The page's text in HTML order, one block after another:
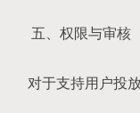
五、权限与审核
对于支持用户投